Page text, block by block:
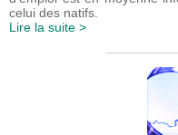
celui des natifs.
Lire la suite >